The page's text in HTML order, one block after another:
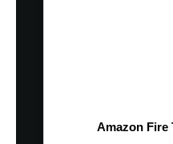
Amazon Fire